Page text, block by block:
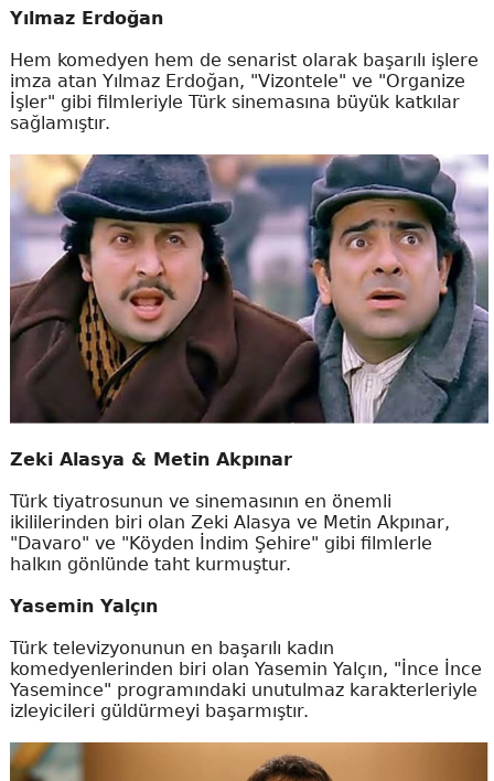
Yılmaz Erdoğan
Hem komedyen hem de senarist olarak başarılı işlere
imza atan Yılmaz Erdoğan, "Vizontele" ve "Organize
İşler" gibi filmleriyle Türk sinemasına büyük katkılar
sağlamıştır.
Zeki Alasya & Metin Akpınar
Türk tiyatrosunun ve sinemasının en önemli
ikililerinden biri olan Zeki Alasya ve Metin Akpınar,
"Davaro" ve "Köyden İndim Şehire" gibi filmlerle
halkın gönlünde taht kurmuştur.
Yasemin Yalçın
Türk televizyonunun en başarılı kadın
komedyenlerinden biri olan Yasemin Yalçın, "İnce İnce
Yasemince" programındaki unutulmaz karakterleriyle
izleyicileri güldürmeyi başarmıştır.